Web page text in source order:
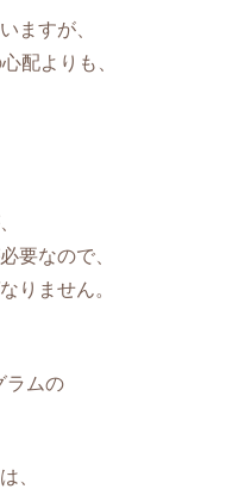
ますが、
配よりも、
要なので、
りません。
ラムの
、